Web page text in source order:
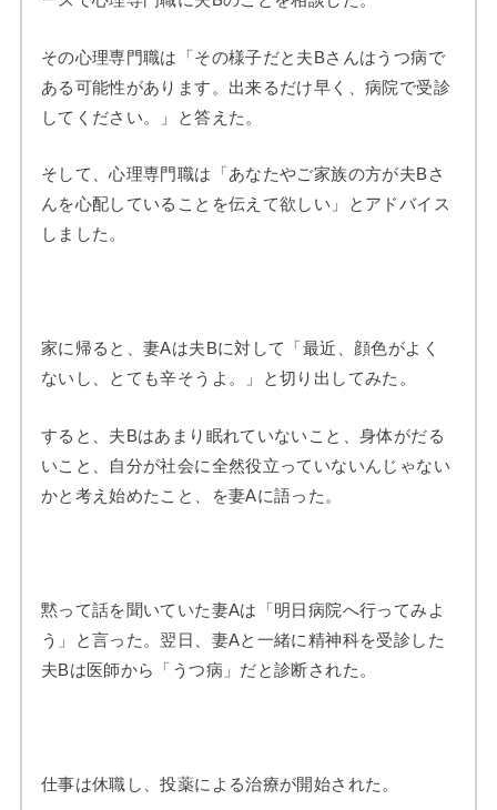
その心理専門職は「その様子だと夫Bさんはうつ病で
ある可能性があります。出来るだけ早く、病院で受診
してください。」と答えた。
そして、心理専門職は「あなたやご家族の方が夫Bさ
んを心配していることを伝えて欲しい」とアドバイス
しました。
家に帰ると、妻Aは夫Bに対して「最近、顔色がよく
ないし、とても辛そうよ。」と切り出してみた。
すると、夫Bはあまり眠れていないこと、身体がだる
いこと、自分が社会に全然役立っていないんじゃない
かと考え始めたこと、を妻Aに語った。
黙って話を聞いていた妻Aは「明日病院へ行ってみよ
う」と言った。翌日、妻Aと一緒に精神科を受診した
夫Bは医師から「うつ病」だと診断された。
仕事は休職し、投薬による治療が開始された。